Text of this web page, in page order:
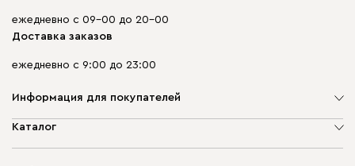
ежедневно с 09-00 до 20-00
Доставка заказов
ежедневно с 9:00 до 23:00
Информация для покупателей
О компании
Каталог